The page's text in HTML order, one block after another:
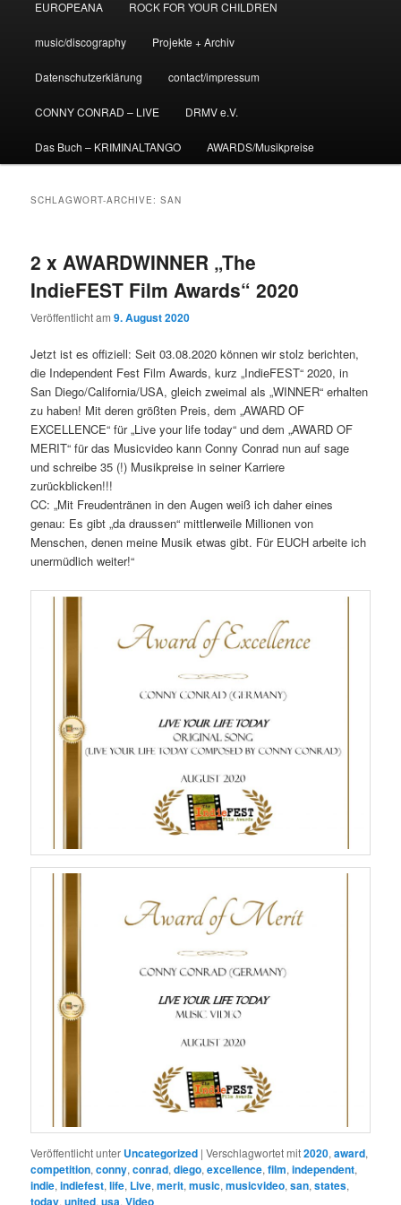
EUROPEANA ROCK FOR YOUR CHILDREN
music/discography Projekte + Archiv
Datenschutzerklärung contact/impressum
CONNY CONRAD – LIVE DRMV e.V.
Das Buch – KRIMINALTANGO AWARDS/Musikpreise
SCHLAGWORT-ARCHIVE:SAN
2 x AWARDWINNER „The
IndieFEST Film Awards“ 2020
Veröffentlicht am9. August 2020
Jetzt ist es offiziell: Seit 03.08.2020 können wir stolz berichten,
die Independent Fest Film Awards, kurz „IndieFEST“ 2020, in
San Diego/California/USA, gleich zweimal als „WINNER“ erhalten
zu haben! Mit deren größten Preis, dem „AWARD OF
EXCELLENCE“ für „Live your life today“ und dem „AWARD OF
MERIT“ für das Musicvideo kann Conny Conrad nun auf sage
und schreibe 35 (!) Musikpreise in seiner Karriere
zurückblicken!!!
CC: „Mit Freudentränen in den Augen weiß ich daher eines
genau: Es gibt „da draussen“ mittlerweile Millionen von
Menschen, denen meine Musik etwas gibt. Für EUCH arbeite ich
unermüdlich weiter!“
Veröffentlicht unter Uncategorized |Verschlagwortet mit2020,award,
competition,conny,conrad,diego,excellence,film,independent,
indie,indiefest,life, Live,merit,music,musicvideo,san,states,
today,united,usa,Video